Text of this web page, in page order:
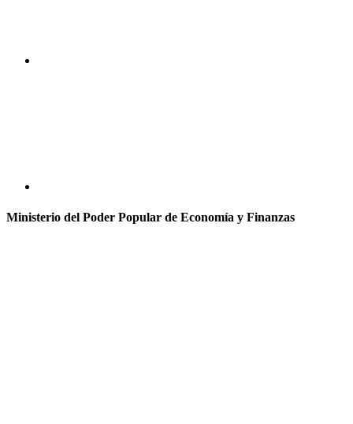
Ministerio del Poder Popular de Economía y Finanzas